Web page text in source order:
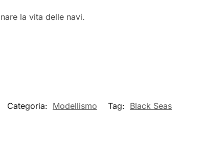
la vita delle navi.
Categoria: Modellismo Tag: Black Seas